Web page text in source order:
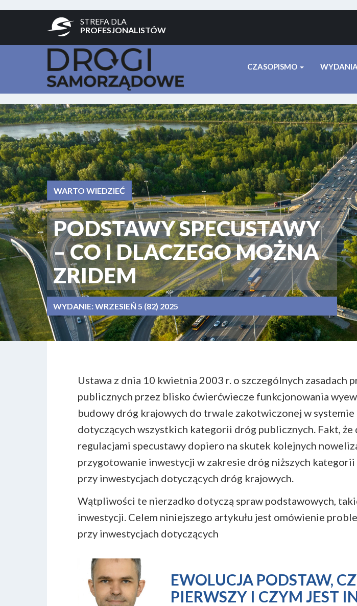
STREFA DLA
PROFESJONALISTÓW
CZASOPISMO
WARTO WIEDZIEĆ
PODSTAWY SPECUSTAWY
– CO I DLACZEGO MOŻNA
ZRIDEM
WYDANIE:WRZESIEŃ 5 (82) 2025
Ustawa z dnia 10 kwietnia 2003 r. o szczególnych
publicznych przez blisko ćwierćwiecze funkcjonowania
budowy dróg krajowych do trwale zakotwiczonej w
dotyczących wszystkich kategorii dróg publicznych. Fakt,
regulacjami specustawy dopiero na skutek kolejnych
przygotowanie inwestycji w zakresie dróg niższych
przy inwestycjach dotyczących dróg krajowych.
Wątpliwości te nierzadko dotyczą spraw podstawowych,
inwestycji. Celem niniejszego artykułu jest omówienie
przy inwestycjach dotyczących
EWOLUCJA PODSTAW,
PIERWSZY I CZYM JEST